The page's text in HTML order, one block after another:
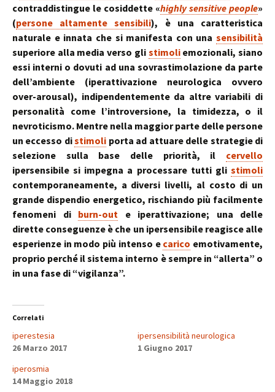
contraddistingue le cosiddette «highly sensitive people»
(persone altamente sensibili), è una caratteristica
naturale e innata che si manifesta con una sensibilità
superiore alla media verso gli stimoliemozionali, siano
essi interni o dovuti ad una sovrastimolazione da parte
dell’ambiente (iperattivazione neurologica ovvero
over-arousal), indipendentemente da altre variabili di
personalità come l’introversione, la timidezza, o il
nevroticismo. Mentre nella maggior parte delle persone
un eccesso distimoli porta ad attuare delle strategie di
selezione sulla base delle priorità, il cervello
ipersensibile si impegna a processare tutti gli stimoli
contemporaneamente, a diversi livelli, al costo di un
grande dispendio energetico, rischiando più facilmente
fenomeni di burn-out e iperattivazione; una delle
dirette conseguenze è che un ipersensibile reagisce alle
esperienze in modo più intenso e carico emotivamente,
proprio perché il sistema interno è sempre in “allerta” o
in una fase di “vigilanza”.
Correlati
iperestesia
26 Marzo 2017
ipersensibilità neurologica
1 Giugno 2017
iperosmia
14 Maggio 2018